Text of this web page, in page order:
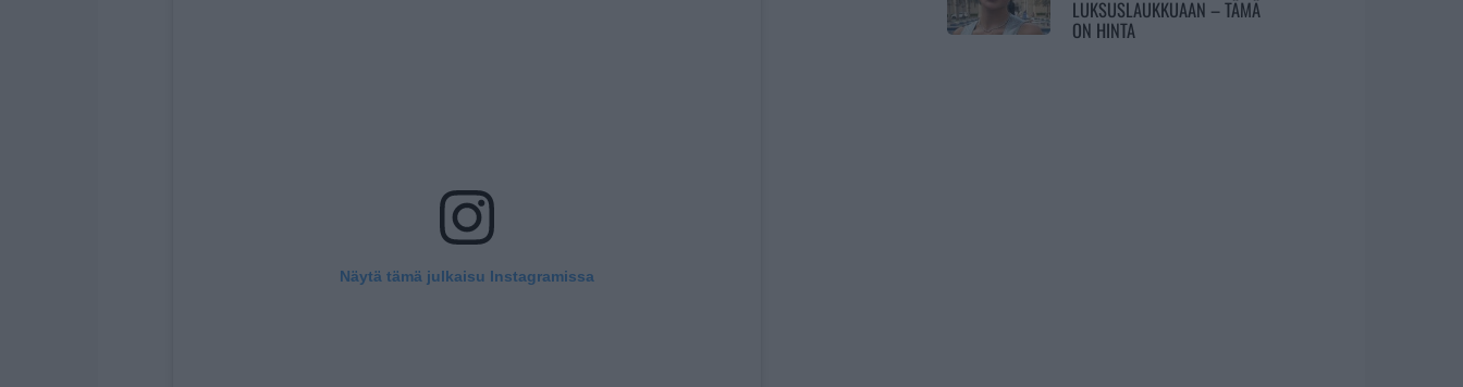
Näytä tämä julkaisu Instagramissa
LUKSUSLAUKKUAAN – TÄMÄ
ON HINTA